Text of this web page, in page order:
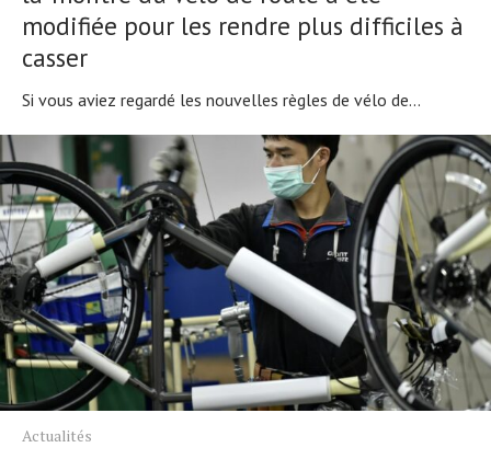
modifiée pour les rendre plus difficiles à
casser
Si vous aviez regardé les nouvelles règles de vélo de...
Actualités